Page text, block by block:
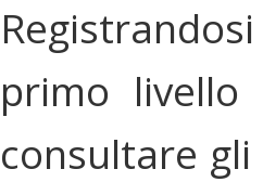
primo
consultare